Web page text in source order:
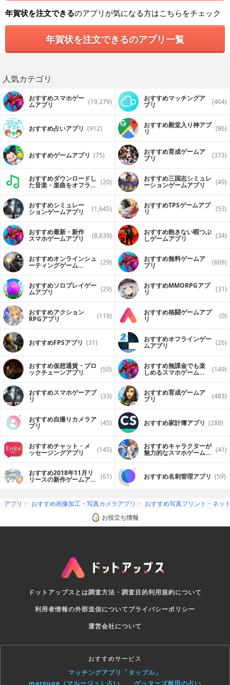
年賀状を注文できるのアプリが気になる方はこちらをチェック
年賀状を注文できるのアプリ一覧
人気カテゴリ
おすすめスマホゲー
ムアプリ (19,279) おすすめマッチングア
プリ (464)
おすすめ占いアプリ (912) おすすめ殿堂入り神アプ
リ (86)
おすすめゲームアプリ (75) おすすめ育成ゲームア
プリ (373)
おすすめダウンロードし
た音楽・楽曲をオフライ (20) おすすめ三国志シミュレ
ーションゲームアプリ (49)
おすすめシミュレー
ションゲームアプリ (1,645) おすすめTPSゲームアプ
リ (53)
おすすめ最新・新作
スマホゲームアプリ (8,639) おすすめ飽きない暇つぶ
しゲームアプリ (34)
おすすめオンラインシュ
ーティングゲーム (29) おすすめ無料ゲームア
プリ (609)
おすすめソロプレイゲー
ムアプリ (29) おすすめ MMORPGアプ
リ (31)
おすすめアクション
RPGアプリ (119) おすすめ格闘ゲームアプ
リ (0)
おすすめFPSアプリ (31) おすすめオフラインゲー
ムアプリ (26)
おすすめ仮想通貨・ブロ
ックチェーンアプリ (50) おすすめ無課金でも楽
しめるスマホゲームア (149)
おすすめスマホゲーアプ
リ (33) おすすめ育成ゲームア
プリ (483)
おすすめ自撮りカメラア
プリ (45) おすすめ家計簿アプリ (288)
おすすめチャット・メ
ッセージングアプリ (145) おすすめキャラクターが
魅力的なスマホゲームア (41)
おすすめ2018年11月リ
リースの新作ゲームアプ (61) おすすめ名刺管理アプリ (59)
アプリ おすすめ画像加工・写真カメラアプリ
おすすめ写真プリント・ネッ
お役立ち情報
ドットアップスとは調査方法・調査目的利用規約について
利用者情報の外部送信についてプライバシーポリシー
運営会社について
おすすめサービス
マッチングアプリ「タップル」
marouge（マルージュ）占い
ゲッターズ飯田の占い